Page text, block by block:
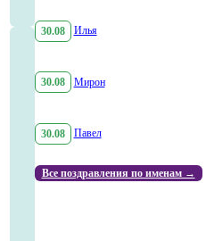
30.08 Илья
30.08 Мирон
30.08 Павел
Все поздравления по именам →